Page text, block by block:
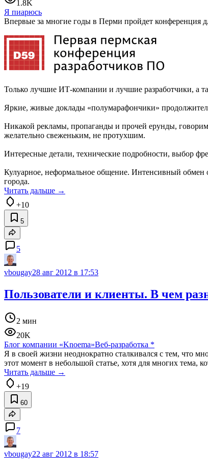
1.8K
Я пиарюсь
Впервые за многие годы в Перми пройдет конференция
Только лучшие ИТ-компании и лучшие разработчики, а
Яркие, живые доклады «полумарафончики»
Никакой рекламы, пропаганды и прочей ерунды,
желательно свеженьким, не протухшим.
Интересные детали, технические подробности, выбор
Кулуарное, неформальное общение. Интенсивный
города.
Читать дальше →
+10
5
5
vbougay28 авг 2012 в 17:53
Пользователи и клиенты. В чем
2 мин
20K
Блог компании «Knoema»Веб-разработка *
Я в своей жизни неоднократно сталкивался с тем, что
этот момент в небольшой статье, хотя для многих тема,
Читать дальше →
+19
60
7
vbougay22 авг 2012 в 18:57